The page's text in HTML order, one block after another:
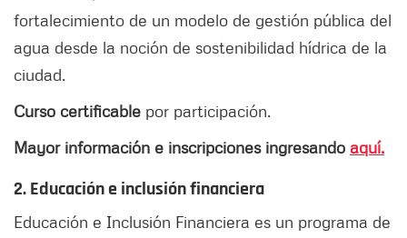
fortalecimiento de un modelo de gestión pública del
agua desde la noción de sostenibilidad hídrica de la
ciudad.
Curso certificable por participación.
Mayor información e inscripciones ingresando aquí.
2. Educación e inclusión financiera
Educación e Inclusión Financiera es un programa de